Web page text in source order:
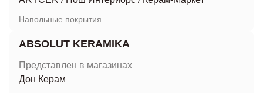
Напольные покрытия
ABSOLUT KERAMIKA
Представлен в магазинах
Дон Керам